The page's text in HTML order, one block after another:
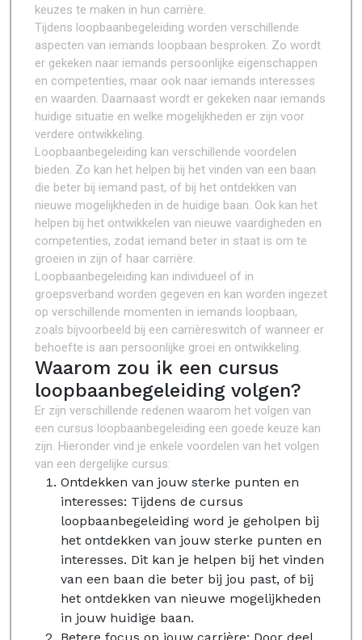
keuzes te maken in hun carrière.
Tijdens loopbaanbegeleiding worden verschillende
aspecten van iemands loopbaan besproken. Zo wordt
er gekeken naar iemands persoonlijke eigenschappen
en competenties, maar ook naar iemands interesses
en waarden. Daarnaast wordt er gekeken naar iemands
huidige situatie en welke mogelijkheden er zijn voor
verdere ontwikkeling.
Loopbaanbegeleiding kan verschillende voordelen
bieden. Zo kan het helpen bij het vinden van een baan
die beter bij iemand past, of bij het ontdekken van
nieuwe mogelijkheden in de huidige baan. Ook kan het
helpen bij het ontwikkelen van nieuwe vaardigheden en
competenties, zodat iemand beter in staat is om te
groeien in zijn of haar carrière.
Loopbaanbegeleiding kan individueel of in
groepsverband worden gegeven en kan worden ingezet
op verschillende momenten in iemands loopbaan,
zoals bijvoorbeeld bij een carrièreswitch of wanneer er
behoefte is aan persoonlijke groei en ontwikkeling.
Waarom zou ik een cursus
loopbaanbegeleiding volgen?
Er zijn verschillende redenen waarom het volgen van
een cursus loopbaanbegeleiding een goede keuze kan
zijn. Hieronder vind je enkele voordelen van het volgen
van een dergelijke cursus:
Ontdekken van jouw sterke punten en
interesses: Tijdens de cursus
loopbaanbegeleiding word je geholpen bij
het ontdekken van jouw sterke punten en
interesses. Dit kan je helpen bij het vinden
van een baan die beter bij jou past, of bij
het ontdekken van nieuwe mogelijkheden
in jouw huidige baan.